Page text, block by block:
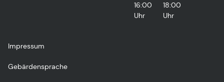
16:00
Uhr
18:00
Uhr
Impressum
Gebärdensprache